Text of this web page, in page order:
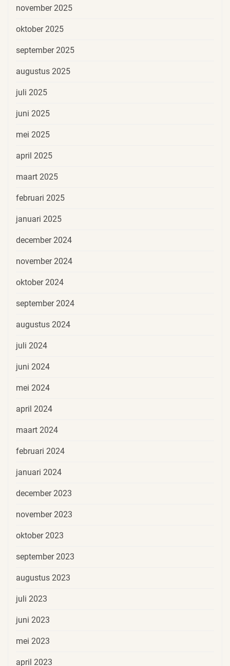
november 2025
oktober 2025
september 2025
augustus 2025
juli 2025
juni 2025
mei 2025
april 2025
maart 2025
februari 2025
januari 2025
december 2024
november 2024
oktober 2024
september 2024
augustus 2024
juli 2024
juni 2024
mei 2024
april 2024
maart 2024
februari 2024
januari 2024
december 2023
november 2023
oktober 2023
september 2023
augustus 2023
juli 2023
juni 2023
mei 2023
april 2023